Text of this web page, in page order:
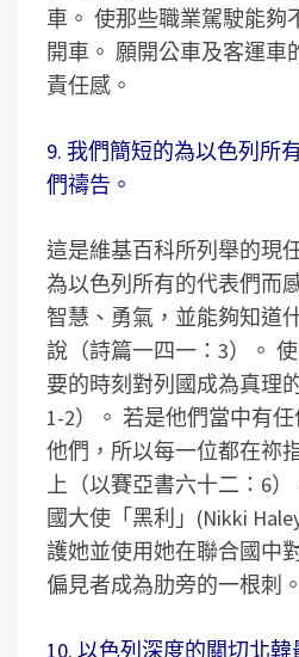
車。 使那些職業駕駛能夠
開車。 願開公車及客運車
責任感。
9. 我們簡短的為以色列所
們禱告。
這是維基百科所列舉的現
為以色列所有的代表們而
智慧、勇氣，並能夠知道
說（詩篇一四一：3）。
要的時刻對列國成為真理
1-2）。 若是他們當中有
他們，所以每一位都在祢
上（以賽亞書六十二：6
國大使「黑利」(Nikki
護她並使用她在聯合國中
偏見者成為肋旁的一根刺。
10. 以色列深度的關切北